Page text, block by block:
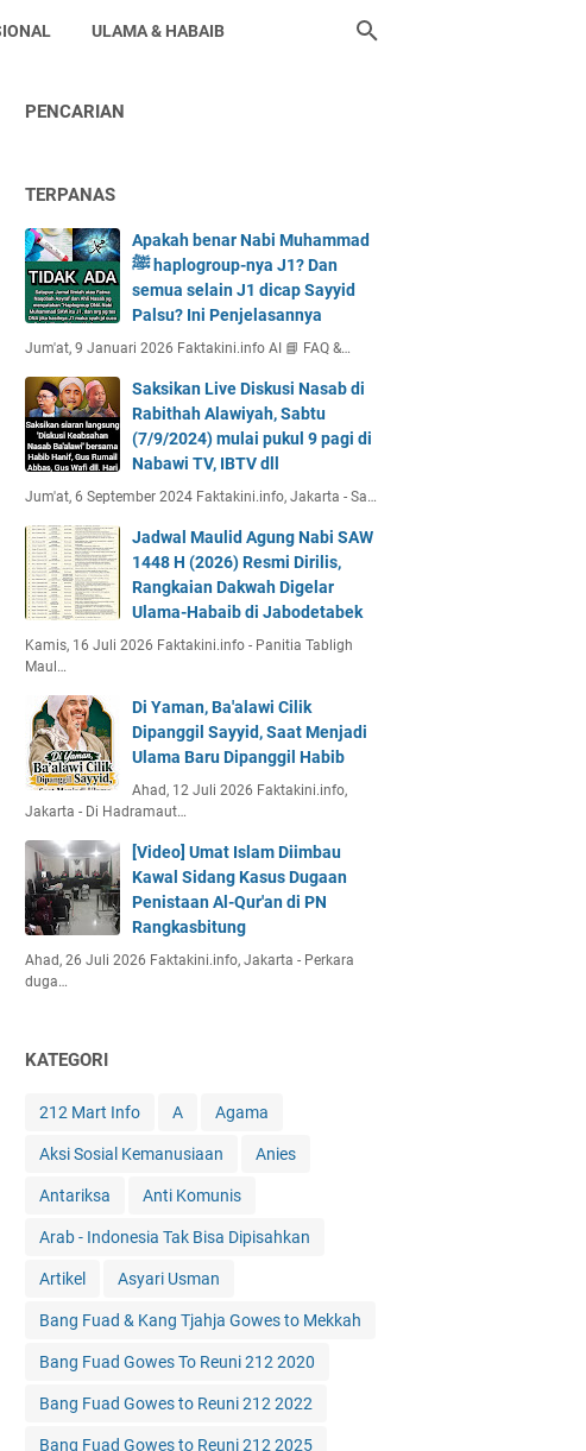
ULAMA & HABAIB
PENCARIAN
TERPANAS
Apakah benar Nabi Muhammad
ﷺ haplogroup-nya J1? Dan
semua selain J1 dicap Sayyid
Palsu? Ini Penjelasannya
Jum'at, 9 Januari 2026 Faktakini.info AI 📘 FAQ &…
Saksikan Live Diskusi Nasab di
Rabithah Alawiyah, Sabtu
(7/9/2024) mulai pukul 9 pagi di
Nabawi TV, IBTV dll
Jum'at, 6 September 2024 Faktakini.info, Jakarta - Sa…
Jadwal Maulid Agung Nabi SAW
1448 H (2026) Resmi Dirilis,
Rangkaian Dakwah Digelar
Ulama-Habaib di Jabodetabek
Kamis, 16 Juli 2026 Faktakini.info - Panitia Tabligh
Maul…
Di Yaman, Ba'alawi Cilik
Dipanggil Sayyid, Saat Menjadi
Ulama Baru Dipanggil Habib
Ahad, 12 Juli 2026 Faktakini.info,
Jakarta - Di Hadramaut…
[Video] Umat Islam Diimbau
Kawal Sidang Kasus Dugaan
Penistaan Al-Qur'an di PN
Rangkasbitung
Ahad, 26 Juli 2026 Faktakini.info, Jakarta - Perkara
duga…
KATEGORI
212 Mart Info A Agama
Aksi Sosial Kemanusiaan Anies
Antariksa Anti Komunis
Arab - Indonesia Tak Bisa Dipisahkan
Artikel Asyari Usman
Bang Fuad & Kang Tjahja Gowes to Mekkah
Bang Fuad Gowes To Reuni 212 2020
Bang Fuad Gowes to Reuni 212 2022
Bang Fuad Gowes to Reuni 212 2025